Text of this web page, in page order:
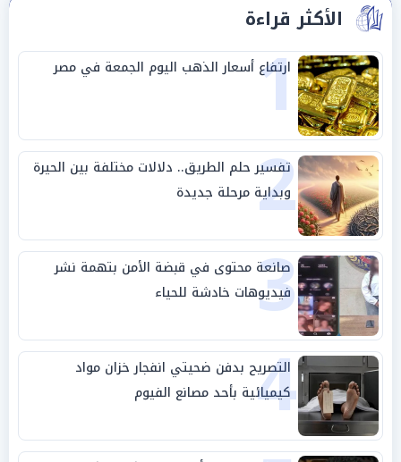
الأكثر قراءة
1
ارتفاع أسعار الذهب اليوم الجمعة في مصر
2
تفسير حلم الطريق.. دلالات مختلفة بين الحيرة
وبداية مرحلة جديدة
3
صانعة محتوى في قبضة الأمن بتهمة نشر
فيديوهات خادشة للحياء
4
التصريح بدفن ضحيتي انفجار خزان مواد
كيميائية بأحد مصانع الفيوم